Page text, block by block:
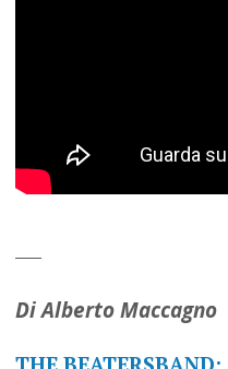
Di Alberto Maccagno